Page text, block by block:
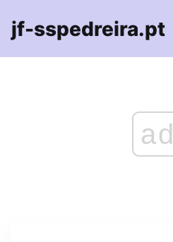
jf-sspedreira.pt
ad